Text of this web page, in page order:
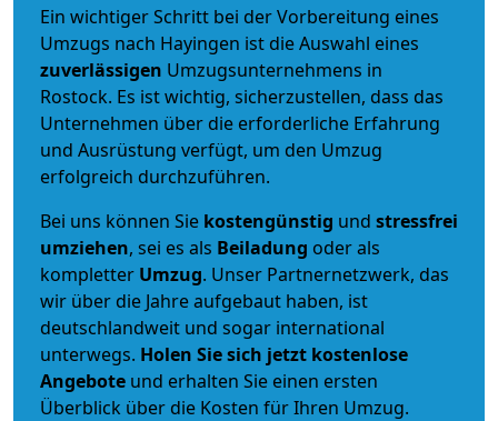
Ein wichtiger Schritt bei der Vorbereitung eines
Umzugs nach Hayingen ist die Auswahl eines
zuverlässigen Umzugsunternehmens in
Rostock. Es ist wichtig, sicherzustellen, dass das
Unternehmen über die erforderliche Erfahrung
und Ausrüstung verfügt, um den Umzug
erfolgreich durchzuführen.
Bei uns können Sie kostengünstig und stressfrei
umziehen, sei es als Beiladung oder als
kompletter Umzug. Unser Partnernetzwerk, das
wir über die Jahre aufgebaut haben, ist
deutschlandweit und sogar international
unterwegs. Holen Sie sich jetzt kostenlose
Angebote und erhalten Sie einen ersten
Überblick über die Kosten für Ihren Umzug.